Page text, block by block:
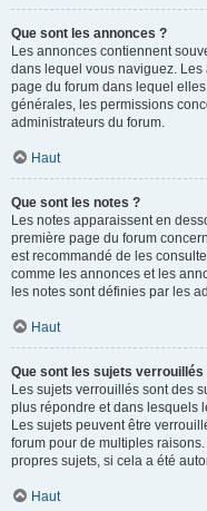
Que sont les annonces ?
Les annonces contiennent
dans lequel vous naviguez.
page du forum dans lequel
générales, les permissions
administrateurs du forum.
Haut
Que sont les notes ?
Les notes apparaissent en
première page du forum
est recommandé de les
comme les annonces et les
les notes sont définies par les
Haut
Que sont les sujets verrouillés
Les sujets verrouillés sont des
plus répondre et dans lesquels
Les sujets peuvent être
forum pour de multiples
propres sujets, si cela a été
Haut